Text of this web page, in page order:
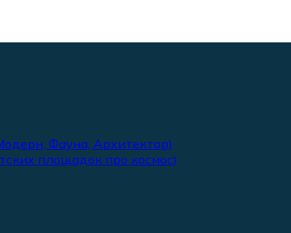
Фауна, Архитектор)
площадок про космос)